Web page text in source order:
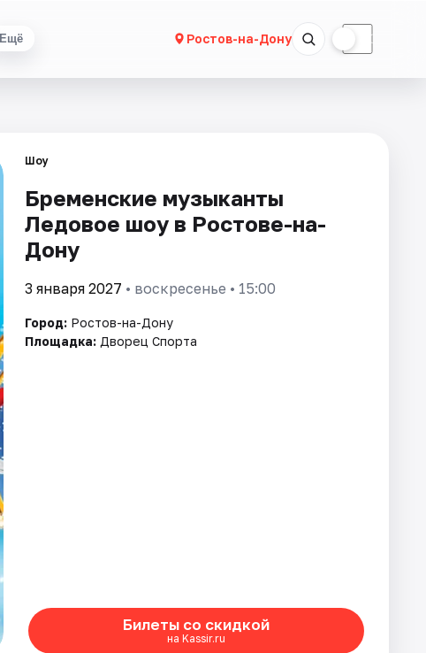
Ещё Ростов-на-Дону ☾
Шоу
Бременские музыканты
Ледовое шоу в Ростове-на-
Дону
3 января 2027 • воскресенье • 15:00
Город: Ростов-на-Дону
Площадка: Дворец Спорта
Билеты со скидкой
на Kassir.ru